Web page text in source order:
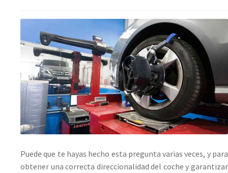
Puede que te hayas hecho esta pregunta varias veces, y para
obtener una correcta direccionalidad del coche y garantizar